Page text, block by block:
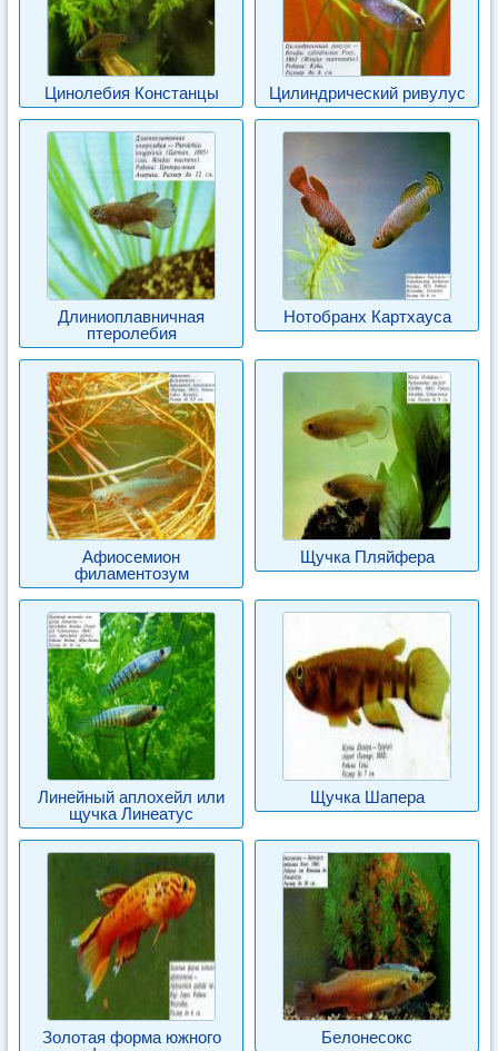
Цинолебия Констанцы Цилиндрический ривулус
Длиниоплавничная
птеролебия
Нотобранх Картхауса
Афиосемион
филаментозум
Щучка Пляйфера
Линейный аплохейл или
щучка Линеатус
Щучка Шапера
Золотая форма южного
Белонесокс